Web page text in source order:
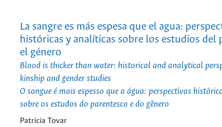
La sangre es más espesa que el agua:
históricas y analíticas sobre los estudios del
el género
Blood is thicker than water: historical and analytical
kinship and gender studies
O sangue é mais espesso que a água: perspectivas
sobre os estudos do parentesco e do gênero
Patricia Tovar